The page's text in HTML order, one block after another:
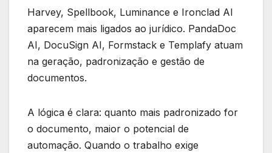
Harvey, Spellbook, Luminance e Ironclad AI
aparecem mais ligados ao jurídico. PandaDoc
AI, DocuSign AI, Formstack e Templafy atuam
na geração, padronização e gestão de
documentos.
A lógica é clara: quanto mais padronizado for
o documento, maior o potencial de
automação. Quando o trabalho exige